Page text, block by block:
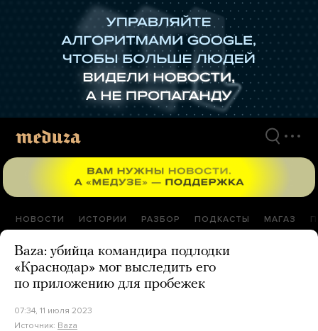
НОВОСТИ ИСТОРИИ РАЗБОР ПОДКАСТЫ МАГАЗ
Baza: убийца командира подлодки
«Краснодар» мог выследить его
по приложению для пробежек
07:34, 11 июля 2023
Источник: Baza